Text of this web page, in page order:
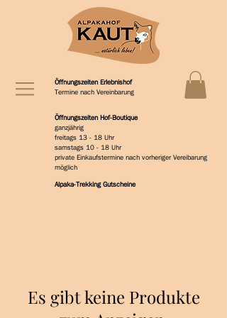
Öffnungszeiten Hof-Boutique
ganzjährig
freitags 13 - 18 Uhr
samstags 10 - 18 Uhr
private Einkaufstermine nach vorheriger Vereibarung
möglich
Öffnungszeiten Erlebnishof
Termine nach Vereinbarung
Alpaka-Trekking Gutscheine
Es gibt keine Produkte